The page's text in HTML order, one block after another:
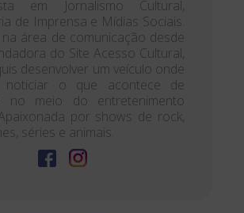
em Jornalismo Cultural,
de Imprensa e Mídias Sociais.
área de comunicação desde
do Site Acesso Cultural,
desenvolver um veículo onde
noticiar o que acontece de
no meio do entretenimento
por shows de rock,
séries e animais.